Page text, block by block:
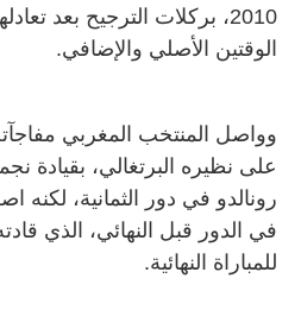
2010، بركلات الترجيح بعد
الوقتين الأصلي والإضافي.
على نظيره البرتغالي، بقيادة
رونالدو في دور الثمانية،
في الدور قبل النهائي، الذي
للمباراة النهائية.